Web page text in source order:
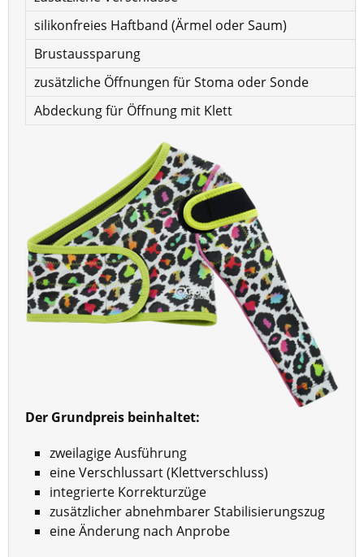
silikonfreies Haftband (Ärmel oder Saum)
Brustaussparung
zusätzliche Öffnungen für Stoma oder Sonde
Abdeckung für Öffnung mit Klett
Der Grundpreis beinhaltet:
zweilagige Ausführung
eine Verschlussart (Klettverschluss)
integrierte Korrekturzüge
zusätzlicher abnehmbarer Stabilisierungszug
eine Änderung nach Anprobe